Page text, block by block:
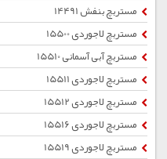
مستربچ بنفش 14491
مستربچ لاجوردی 15500
مستربچ آبی آسمانی 15510
مستربچ لاجوردی 15511
مستربچ لاجوردی 15512
مستربچ لاجوردی 15516
مستربچ لاجوردی 15519